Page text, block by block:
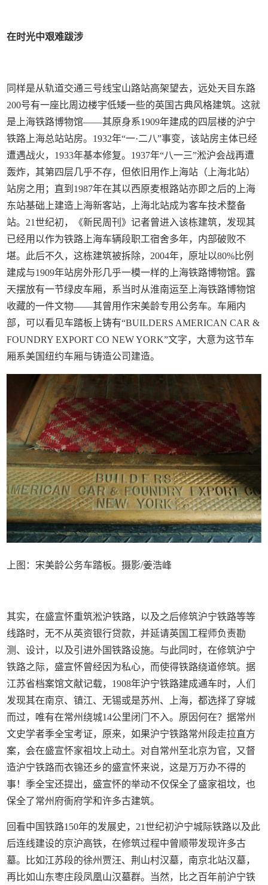
在时光中艰难跋涉
同样是从轨道交通三号线宝山路站高架望去，远处天目东路
200号有一座比周边楼宇低矮一些的英国古典风格建筑。这就
是上海铁路博物馆——其原身系1909年建成的四层楼的沪宁
铁路上海总站站房。1932年“一·二八”事变，该站房主体已经
遭遇战火，1933年基本修复。1937年“八一三”淞沪会战再遭
轰炸，其第四层几乎不存，但依旧用作上海站（上海北站）
站房之用；直到1987年在其以西原麦根路站亦即之后的上海
东站基础上建造上海新客站，上海北站成为客车技术整备
站。21世纪初，《新民周刊》记者曾进入该栋建筑，发现其
已经用以作为铁路上海车辆段职工宿舍多年，内部破败不
堪。此后不久，这栋建筑被拆除，2004年，原址以80%比例
建成与1909年站房外形几乎一模一样的上海铁路博物馆。露
天摆放有一节绿皮车厢，系当时从淮南运至上海铁路博物馆
收藏的一件文物——其曾用作宋美龄专用公务车。车厢内
部，可以看见车踏板上铸有“BUILDERS AMERICAN CAR &
FOUNDRY EXPORT CO NEW YORK”文字，大意为这节车
厢系美国纽约车厢与铸造公司建造。
上图：宋美龄公务车踏板。摄影/姜浩峰
其实，在盛宣怀重筑淞沪铁路，以及之后修筑沪宁铁路等等
线路时，无不从英资银行贷款，并延请英国工程师负责勘
测、设计，以及引进外国铁路设施。与此同时，在修筑沪宁
铁路之际，盛宣怀曾经因为私心，而使得铁路绕道修筑。据
江苏省档案馆文献记载，1908年沪宁铁路建成通车时，人们
发现其在南京、镇江、无锡或是苏州、上海，都选择了穿城
而过，唯有在常州绕城14公里闭门不入。原因何在？据常州
文史学者季全宝考证，原来，如果沪宁铁路常州段走拉直方
案，会在盛宣怀家祖坟上动土。对自常州至北京为官，又督
造沪宁铁路而衣锦还乡的盛宣怀来说，这是万万办不得的
事！季全宝还提出，盛宣怀的举动不仅保全了盛家祖坟，也
保全了常州府衙府学和许多古建筑。
回看中国铁路150年的发展史，21世纪初沪宁城际铁路以及此
后连线建设的京沪高铁，在修筑过程中曾顺带发现许多古
墓。比如江苏段的徐州贾汪、荆山村汉墓，南京北站汉墓，
再比如山东枣庄段凤凰山汉墓群。当然，比之百年前沪宁铁